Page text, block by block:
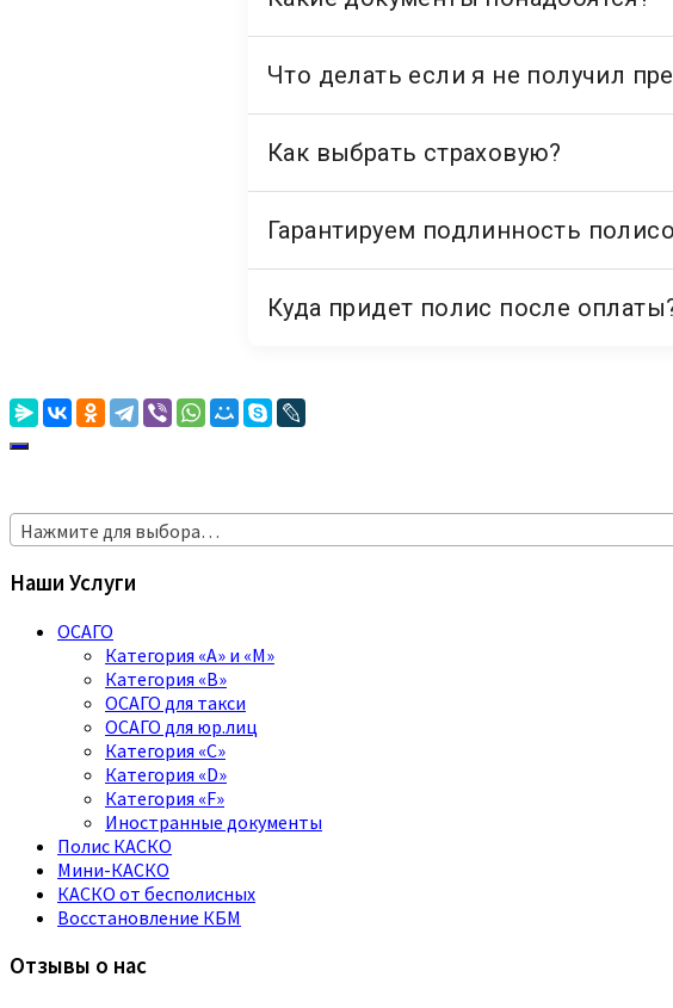
Нажмите для выбора…
Наши Услуги
ОСАГО
Категория «A» и «M»
Категория «B»
ОСАГО для такси
ОСАГО для юр.лиц
Категория «C»
Категория «D»
Категория «F»
Иностранные документы
Полис КАСКО
Мини-КАСКО
КАСКО от бесполисных
Восстановление КБМ
Отзывы о нас